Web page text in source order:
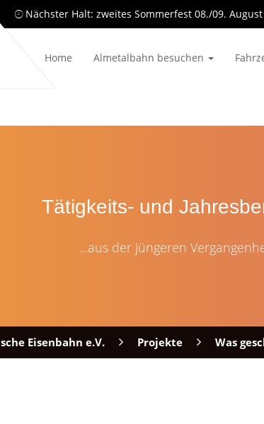
Nächster Halt: zweites Sommerfest 08./09.
Home
Almetalbahn besuchen
Tätigkeits- und
...aus der jüngeren
Eisenbahn e.V. Projekte Was